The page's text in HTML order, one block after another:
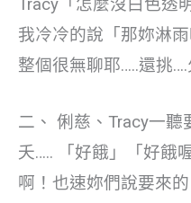
Tracy「怎麼沒白色透
我冷冷的說「那妳淋雨
整個很無聊耶…..還挑….
二、 俐慈、Tracy一
夭….. 「好餓」「好餓
啊！也速妳們說要來